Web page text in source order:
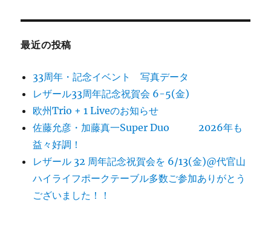
最近の投稿
33周年・記念イベント 写真データ
レザール33周年記念祝賀会 6-5(金)
欧州Trio + 1 Liveのお知らせ
佐藤允彦・加藤真一Super Duo 2026年も
益々好調！
レザール 32 周年記念祝賀会を 6/13(金)@代官山
ハイライフポークテーブル多数ご参加ありがとう
ございました！！